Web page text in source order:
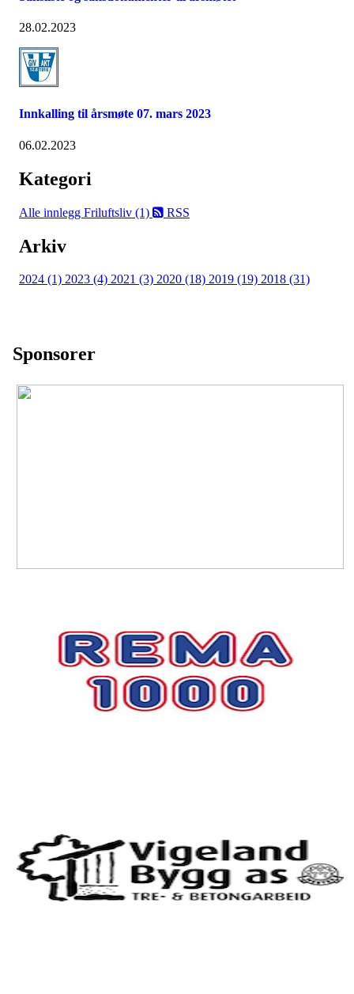
28.02.2023
Innkalling til årsmøte 07. mars 2023
06.02.2023
Kategori
Alle innlegg Friluftsliv (1) RSS
Arkiv
2024 (1) 2023 (4) 2021 (3) 2020 (18) 2019 (19) 2018 (31)
Sponsorer